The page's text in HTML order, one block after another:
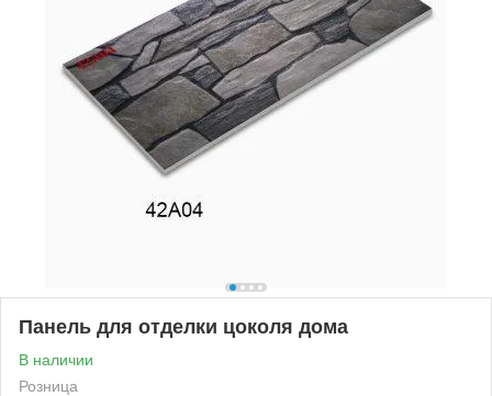
Панель для отделки цоколя дома
В наличии
Розница